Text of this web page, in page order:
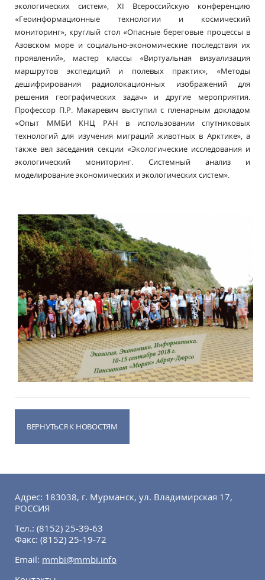
экологических систем», XI Всероссийскую конференцию
«Геоинформационные технологии и космический
мониторинг», круглый стол «Опасные береговые процессы в
Азовском море и социально-экономические последствия их
проявлений», мастер классы «Виртуальная визуализация
маршрутов экспедиций и полевых практик», «Методы
дешифрирования радиолокационных изображений для
решения географических задач» и другие мероприятия.
Профессор П.Р. Макаревич выступил с пленарным докладом
«Опыт ММБИ КНЦ РАН в использовании спутниковых
технологий для изучения миграций животных в Арктике», а
также вел заседания секции «Экологические исследования и
экологический мониторинг. Системный анализ и
моделирование экономических и экологических систем».
ВЕРНУТЬСЯ К НОВОСТЯМ
Адрес: 183038, г. Мурманск, ул. Владимирская 17,
РОССИЯ
Тел.: (8152) 25-39-63
Факс: (8152) 25-19-72
Email: mmbi@mmbi.info